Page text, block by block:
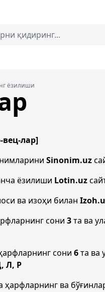
ёзилиши
вец-лар]
Sinonim.uz
ёзилиши Lotin.uz
ва изоҳи билан
сони 3та ва
сони 6та ва
Л, Р
ҳарфларнинг ва